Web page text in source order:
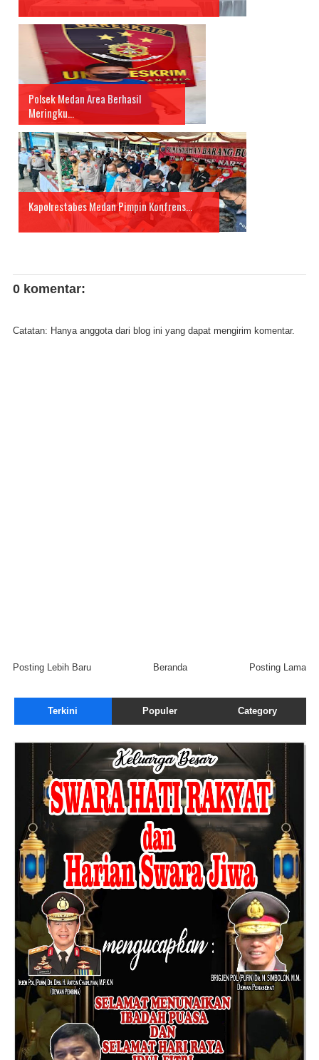
Polsek Medan Area Berhasil
Meringku...
Kapolrestabes Medan Pimpin Konfrens...
0 komentar:
Catatan: Hanya anggota dari blog ini yang dapat mengirim komentar.
Posting Lebih Baru Posting Lama
Beranda
Terkini Populer Category